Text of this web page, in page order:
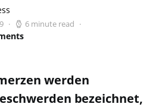
6 minute read
werden
bezeichnet,